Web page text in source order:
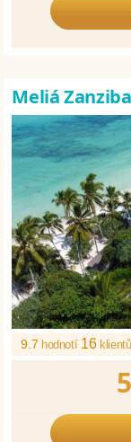
Meliá
9.7 hodnotí 16